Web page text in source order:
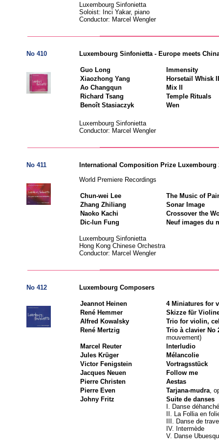
Luxembourg Sinfonietta
Soloist: Inci Yakar, piano
Conductor: Marcel Wengler
No 410 Luxembourg Sinfonietta - Europe meets
Guo Long
Immensity
Xiaozhong Yang
Horsetail Whisk II
Ao Changqun
Mix II
Richard Tsang
Temple Rituals
Benoît Stasiaczyk
Wen
Luxembourg Sinfonietta
Conductor: Marcel Wengler
No 411
International Composition Prize Luxembourg
World Premiere Recordings
Chun-wei Lee
The Music of
Zhang Zhiliang
Sonar Image
Naoko Kachi
Crossover the
Dic-lun Fung
Neuf images du
Luxembourg Sinfonietta
Hong Kong Chinese Orchestra
Conductor: Marcel Wengler
No 412 Luxembourg Composers
Jeannot Heinen
4 Miniatures for
René Hemmer
Skizze für
Alfred Kowalsky
Trio for violin,
René Mertzig
Trio à clavier No
mouvement)
Marcel Reuter
Interludio
Jules Krüger
Mélancolie
Victor Fenigstein
Vortragsstück
Jacques Neuen
Follow me
Pierre Christen
Aestas
Pierre Even
Tarjana-mudra,
Johny Fritz
Suite de danses
I. Danse
II. La Follia en
III. Danse de
IV. Intermède
V. Danse